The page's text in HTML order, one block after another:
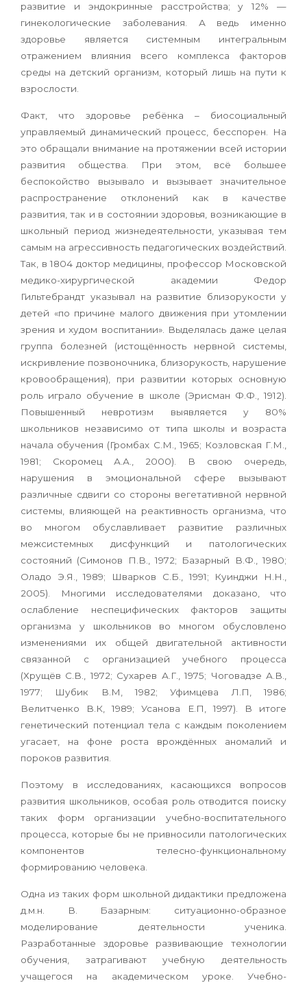
развитие и эндокринные расстройства; у 12% —
гинекологические заболевания. А ведь именно
здоровье является системным интегральным
отражением влияния всего комплекса факторов
среды на детский организм, который лишь на пути к
взрослости.
Факт, что здоровье ребёнка – биосоциальный
управляемый динамический процесс, бесспорен. На
это обращали внимание на протяжении всей истории
развития общества. При этом, всё большее
беспокойство вызывало и вызывает значительное
распространение отклонений как в качестве
развития, так и в состоянии здоровья, возникающие в
школьный период жизнедеятельности, указывая тем
самым на агрессивность педагогических воздействий.
Так, в 1804 доктор медицины, профессор Московской
медико-хирургической академии Федор
Гильтебрандт указывал на развитие близорукости у
детей «по причине малого движения при утомлении
зрения и худом воспитании». Выделялась даже целая
группа болезней (истощённость нервной системы,
искривление позвоночника, близорукость, нарушение
кровообращения), при развитии которых основную
роль играло обучение в школе (Эрисман Ф.Ф., 1912).
Повышенный невротизм выявляется у 80%
школьников независимо от типа школы и возраста
начала обучения (Громбах С.М., 1965; Козловская Г.М.,
1981; Скоромец А.А., 2000). В свою очередь,
нарушения в эмоциональной сфере вызывают
различные сдвиги со стороны вегетативной нервной
системы, влияющей на реактивность организма, что
во многом обуславливает развитие различных
межсистемных дисфункций и патологических
состояний (Симонов П.В., 1972; Базарный В.Ф., 1980;
Оладо Э.Я., 1989; Шварков С.Б., 1991; Куинджи Н.Н.,
2005). Многими исследователями доказано, что
ослабление неспецифических факторов защиты
организма у школьников во многом обусловлено
изменениями их общей двигательной активности
связанной с организацией учебного процесса
(Хрущёв С.В., 1972; Сухарев А.Г., 1975; Чоговадзе А.В.,
1977; Шубик В.М, 1982; Уфимцева Л.П, 1986;
Велитченко В.К, 1989; Усанова Е.П, 1997). В итоге
генетический потенциал тела с каждым поколением
угасает, на фоне роста врождённых аномалий и
пороков развития.
Поэтому в исследованиях, касающихся вопросов
развития школьников, особая роль отводится поиску
таких форм организации учебно-воспитательного
процесса, которые бы не привносили патологических
компонентов телесно-функциональному
формированию человека.
Одна из таких форм школьной дидактики предложена
д.м.н. В. Базарным: ситуационно-образное
моделирование деятельности ученика.
Разработанные здоровье развивающие технологии
обучения, затрагивают учебную деятельность
учащегося на академическом уроке. Учебно-